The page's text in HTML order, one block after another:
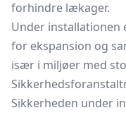
forhindre lækager.
Under installationen
for ekspansion og
især i miljøer med
Sikkerheden under